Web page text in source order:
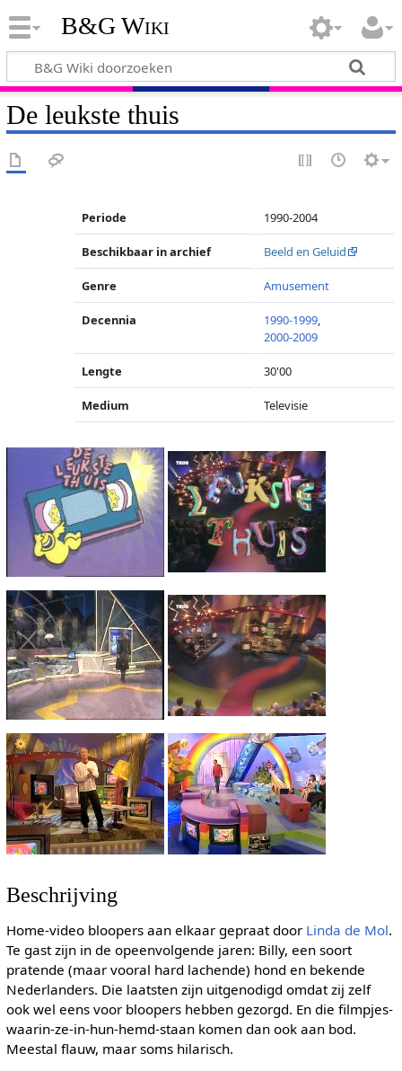
B&G Wiki
De leukste thuis
Periode 1990-2004
Beschikbaar in archief Beeld en Geluid
Genre Amusement
Decennia 1990-1999,
2000-2009
Lengte 30'00
Medium Televisie
Beschrijving
Home-video bloopers aan elkaar gepraat door Linda de Mol.
Te gast zijn in de opeenvolgende jaren: Billy, een soort
pratende (maar vooral hard lachende) hond en bekende
Nederlanders. Die laatsten zijn uitgenodigd omdat zij zelf
ook wel eens voor bloopers hebben gezorgd. En die filmpjes-
waarin-ze-in-hun-hemd-staan komen dan ook aan bod.
Meestal flauw, maar soms hilarisch.